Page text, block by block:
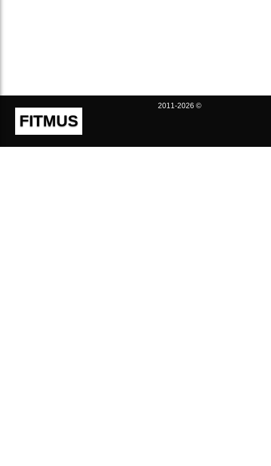
FITMUS
2011-2026 ©